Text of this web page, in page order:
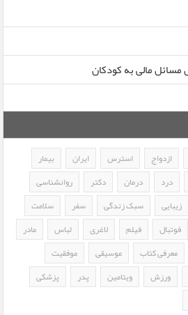
ازدواج استرس ایران
بیمار
درد درمان دکتر
روانشناسی
زیبایی سبک زندگی سفر
سلامت
فوتبال فیلم لاغری لباس
مادر
معرفی کتاب موسیقی
موفقیت
ورزش ویتامین پدر
پزشکی